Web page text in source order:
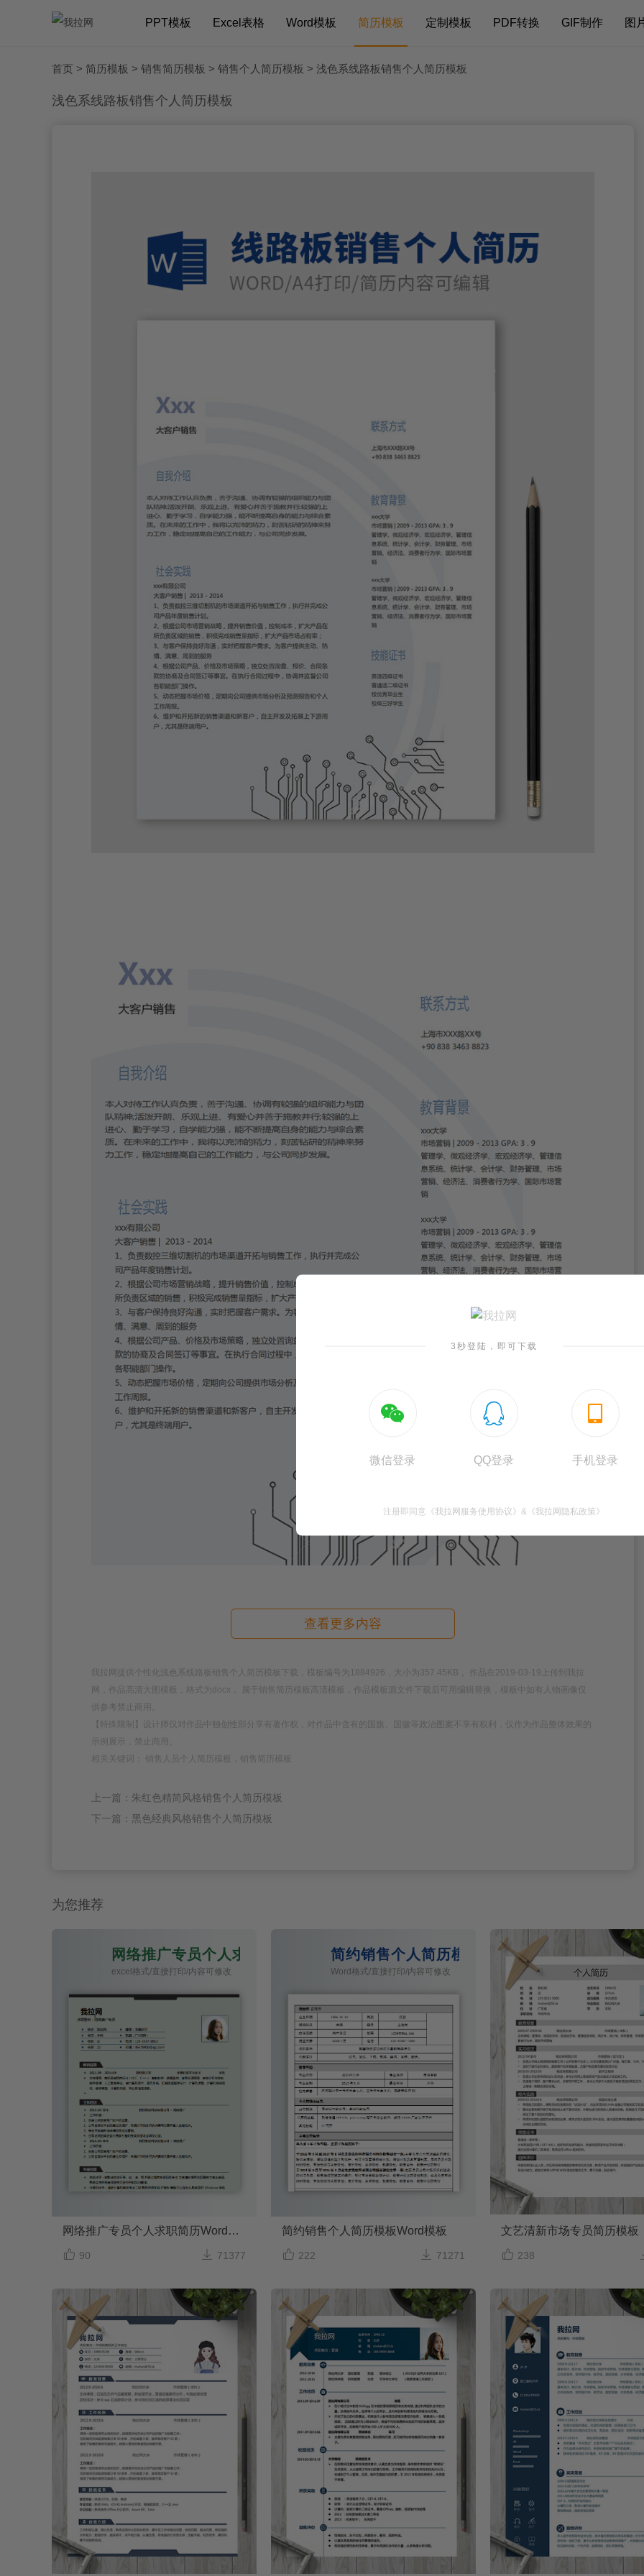
PPT模板 Excel表格 Word模板 简历模板 定制模板 PDF转换 GIF制作 图
首页 > 简历模板 > 销售简历模板 > 销售个人简历模板 > 浅色系线路板销售个人简历模板
浅色系线路板销售个人简历模板
查看更多内容
我拉网提供个性化浅色系线路板销售个人简历模板下载，模板编号为1884926，大小为357.45KB， 作品在2019-03-19上传到我拉
网，作品高清大图模板，格式为docx， 属于销售简历模板高清模板，作品模板源文件下载后可用编辑替换，模板中如有人物画像仅
供参考禁止商用。
【特殊限制】设计师仅对作品中独创性部分享有著作权，对作品中含有的国旗、国徽等政治图案不享有权利，仅作为作品整体效果的
示例展示，禁止商用。
相关关键词： 销售人员个人简历模板，销售简历模板
上一篇：朱红色精简风格销售个人简历模板
下一篇：黑色经典风格销售个人简历模板
为您推荐
网络推广专员个人求职简历Word模板
excel格式/直接打印/内容可修改
网络推广专员个人求职简历Word模板
 90  71377
简约销售个人简历模板Word模板
Word格式/直接打印/内容可修改
简约销售个人简历模板Word模板
 222  71271
文艺清新市场专员简历模板
 238
3秒登陆，即可下载

微信登录

QQ登录

手机登录
注册即同意 《我拉网服务使用协议》 & 《我拉网隐私政策》